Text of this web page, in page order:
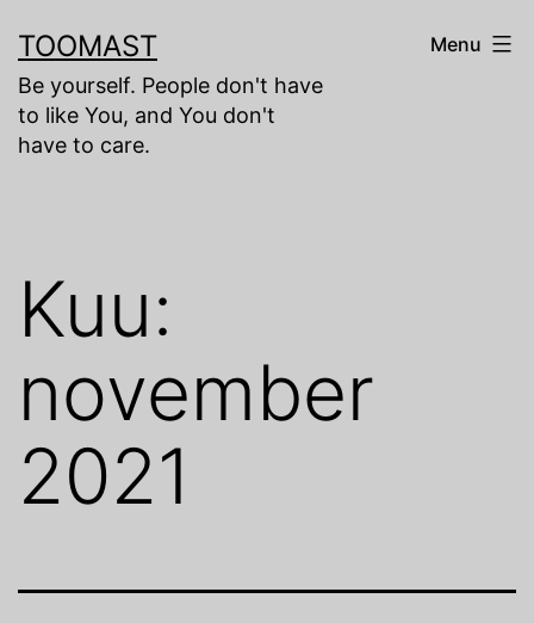
to
content
TOOMAST
Be yourself. People don't have
to like You, and You don't
have to care.
Menu
Kuu:
november
2021